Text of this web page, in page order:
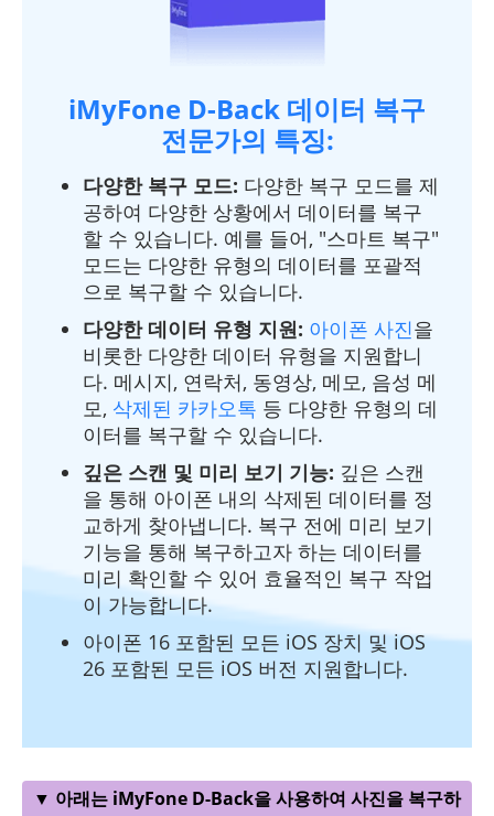
iMyFone D-Back 데이터 복구
전문가의 특징:
다양한 복구 모드: 다양한 복구 모드를 제
공하여 다양한 상황에서 데이터를 복구
할 수 있습니다. 예를 들어, "스마트 복구"
모드는 다양한 유형의 데이터를 포괄적
으로 복구할 수 있습니다.
다양한 데이터 유형 지원: 아이폰 사진을
비롯한 다양한 데이터 유형을 지원합니
다. 메시지, 연락처, 동영상, 메모, 음성 메
모, 삭제된 카카오톡 등 다양한 유형의 데
이터를 복구할 수 있습니다.
깊은 스캔 및 미리 보기 기능: 깊은 스캔
을 통해 아이폰 내의 삭제된 데이터를 정
교하게 찾아냅니다. 복구 전에 미리 보기
기능을 통해 복구하고자 하는 데이터를
미리 확인할 수 있어 효율적인 복구 작업
이 가능합니다.
아이폰 16 포함된 모든 iOS 장치 및 iOS
26 포함된 모든 iOS 버전 지원합니다.
▼ 아래는 iMyFone D-Back을 사용하여 사진을 복구하